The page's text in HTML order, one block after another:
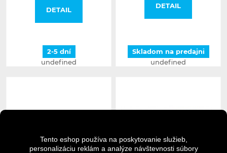
Tento eshop používa na poskytovanie služieb,
personalizáciu reklám a analýze návštevnosti súbory
DETAIL
2-5 dní
undefined
DETAIL
Skladom na predajni
undefined